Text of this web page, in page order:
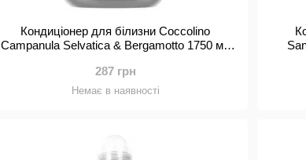
Кондиціонер для білизни Coccolino
Campanula Selvatica & Bergamotto 1750 мл
287 грн
Немає в наявності